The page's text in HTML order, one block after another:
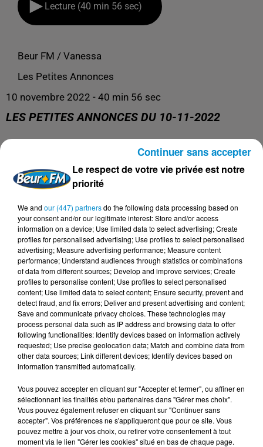
Lecture (40 min 56 sec)
Beur FM / Vanessa
Les Petites Annonces
10 novembre 2022 - 40 min 56 sec
LES PETITES ANNONCES DU 10-11-2022
L'émission 100% services entre particuliers !
DERNIERS PODCASTS
24 juillet 2026
Les Zinformés - 24/07/26
23 juillet 2026
Les Zinformés - 23/07/26
Le respect de votre vie privée est notre
priorité
We and our (447) partnersdo the following data processing based on
your consent and/or our legitimate interest: Store and/or access
information on a device; Use limited data to select advertising; Create
profiles for personalised advertising; Use profiles to select personalised
advertising; Measure advertising performance; Measure content
performance; Understand audiences through statistics or combinations
of data from different sources; Develop and improve services; Create
profiles to personalise content; Use profiles to select personalised
content; Use limited data to select content; Ensure security, prevent and
detect fraud, and fix errors; Deliver and present advertising and content;
Save and communicate privacy choices. These technologies may
process personal data such as IP address and browsing data to offer
following functionalities: Identify devices based on information actively
requested; Use precise geolocation data; Match and combine data from
other data sources; Link different devices; Identify devices based on
information transmitted automatically.
Vous pouvez accepter en cliquant sur "Accepter et fermer", ou affiner en
sélectionnant les finalités et/ou partenaires dans "Gérer mes choix".
Vous pouvez également refuser en cliquant sur "Continuer sans
accepter". Vos préférences ne s'appliqueront que pour ce site. Vous
pouvez mettre à jour vos choix, ou retirer votre consentement à tout
moment via le lien "Gérer les cookies" situé en bas de chaque page.
Continuer sans accepter